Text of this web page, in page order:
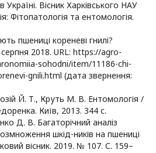
Вісник Харківського НАУ
Фітопатологія та ентомологія.
пшениці кореневі гнилі?
2018. URL: https://agro-
sohodni/item/11186-chi-
gnili.html (дата звернення:
Й. Т., Круть М. В. Ентомологія /
Київ, 2013. 344 с.
Д. В. Багаторічний аналіз
шкід-ників на пшениці
вісник. 2019. № 107. С. 159–